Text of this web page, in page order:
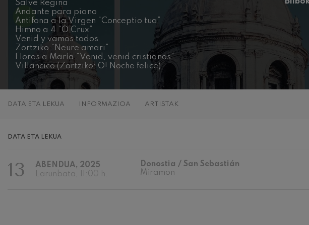
Salve Regina
Andante para piano
Antifona a la Virgen “Conceptio tua”
Himno a 4 “O Crux”
Venid y vamos todos
Zortziko “Neure amari”
Flores a María “Venid, venid cristianos”
Villancico (Zortziko: O! Noche felice)
DATA ETA LEKUA INFORMAZIOA ARTISTAK
DATA ETA LEKUA
13
ABENDUA, 2025
Larunbata, 11:00 h.
Donostia / San Sebastián
Miramon
C. Franck: Bariazio sinfonikoak
C. Franck
J. Brahms: 4. Sinfonia
J. Brahms
J. C. Arriaga: Los esclavos felices.